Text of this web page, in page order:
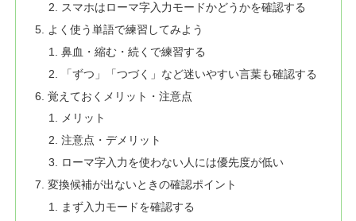
スマホはローマ字入力モードかどうかを確認する
よく使う単語で練習してみよう
鼻血・縮む・続くで練習する
「ずつ」「つづく」など迷いやすい言葉も確認する
覚えておくメリット・注意点
メリット
注意点・デメリット
ローマ字入力を使わない人には優先度が低い
変換候補が出ないときの確認ポイント
まず入力モードを確認する